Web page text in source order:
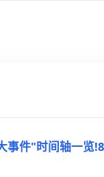
事件"时间轴一览